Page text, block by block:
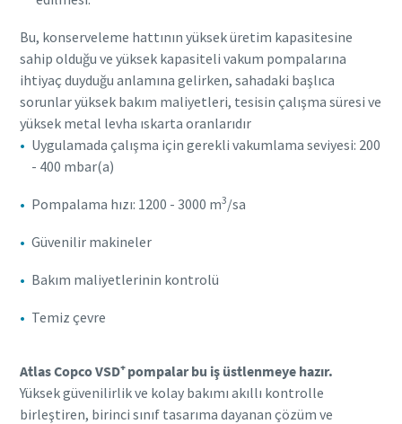
Bu, konserveleme hattının yüksek üretim kapasitesine
sahip olduğu ve yüksek kapasiteli vakum pompalarına
ihtiyaç duyduğu anlamına gelirken, sahadaki başlıca
sorunlar yüksek bakım maliyetleri, tesisin çalışma süresi ve
yüksek metal levha ıskarta oranlarıdır
Uygulamada çalışma için gerekli vakumlama seviyesi: 200
- 400 mbar(a)
Pompalama hızı: 1200 - 3000 m3/sa
Güvenilir makineler
Bakım maliyetlerinin kontrolü
Temiz çevre
Atlas Copco VSD⁺ pompalar bu iş üstlenmeye hazır.
Yüksek güvenilirlik ve kolay bakımı akıllı kontrolle
birleştiren, birinci sınıf tasarıma dayanan çözüm ve